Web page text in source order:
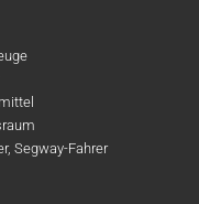
Segway-Fahrer